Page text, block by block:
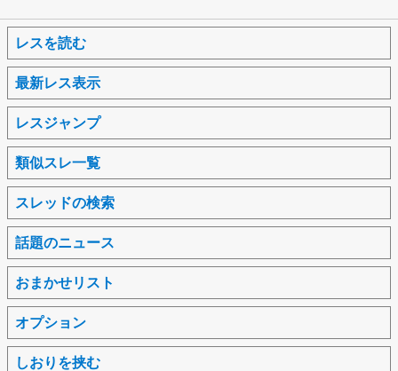
レスを読む
最新レス表示
レスジャンプ
類似スレ一覧
スレッドの検索
話題のニュース
おまかせリスト
オプション
しおりを挟む